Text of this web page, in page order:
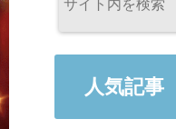
人気記事